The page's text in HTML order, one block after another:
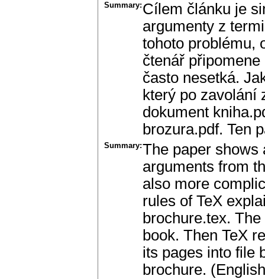
Summary: Cílem článku je
argumenty z
tohoto problému,
čtenář
často nesetká.
který po zavolání
dokument
brozura.pdf. Ten
Summary:The paper shows
arguments from
also more
rules of TeX
brochure.tex.
book. Then TeX
its pages into file
brochure.